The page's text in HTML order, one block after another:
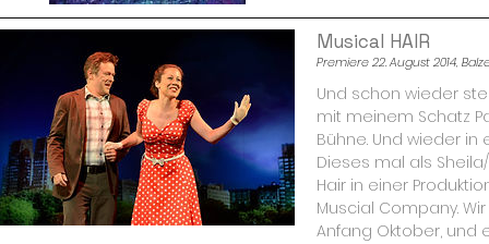
Musical HAIR
Premiere 22. August 2014,
Und schon wieder
mit meinem Schatz
Bühne. Und wieder in
Dieses mal als
Hair in einer
Muscial Company.
Anfang Oktober, und